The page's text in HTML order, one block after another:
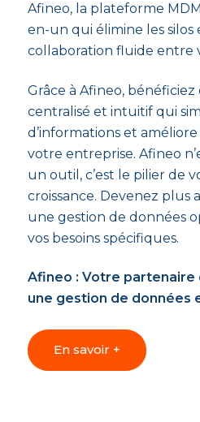
Afineo, la plateforme
en-un qui élimine les silos
collaboration fluide entre
Grâce à Afineo, bénéficiez
centralisé et intuitif qui
d’informations et
votre entreprise. Afineo
un outil, c’est le pilier de
croissance. Devenez plus
une gestion de données
vos besoins spécifiques.
Afineo : Votre partenaire
une gestion de données
En savoir +